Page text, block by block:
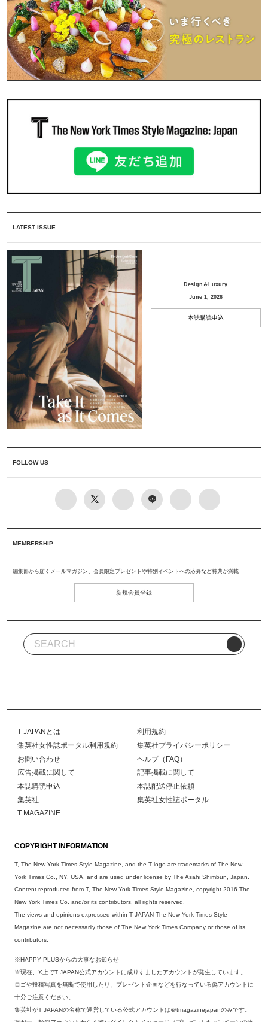
LATEST ISSUE
Design＆Luxury
June 1, 2026
本誌購読申込
FOLLOW US
MEMBERSHIP
編集部から届くメールマガジン、会員限定プレゼントや特別イベントへの応募など特典が満載
新規会員登録
T JAPANとは
利用規約
集英社女性誌ポータル利用規約
集英社プライバシーポリシー
お問い合わせ
ヘルプ（FAQ）
広告掲載に関して
記事掲載に関して
本誌購読申込
本誌配送停止依頼
集英社
集英社女性誌ポータル
T MAGAZINE
COPYRIGHT INFORMATION
T, The New York Times Style Magazine, and the T logo are trademarks of The New
York Times Co., NY, USA, and are used under license by The Asahi Shimbun, Japan.
Content reproduced from T, The New York Times Style Magazine, copyright 2016 The
New York Times Co. and/or its contributors, all rights reserved.
The views and opinions expressed within T JAPAN The New York Times Style
Magazine are not necessarily those of The New York Times Company or those of its
contributors.
※HAPPY PLUSからの大事なお知らせ
※現在、X上でT JAPAN公式アカウントに成りすましたアカウントが発生しています。
ロゴや投稿写真を無断で使用したり、プレゼント企画などを行なっている偽アカウントに
十分ご注意ください。
集英社がT JAPANの名称で運営している公式アカウントは＠tmagazinejapanのみです。